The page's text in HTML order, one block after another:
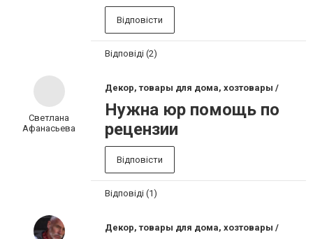
Відповісти
Відповіді (2)
Светлана
Афанасьева
Декор, товары для дома, хозтовары /
Нужна юр помощь по
рецензии
Відповісти
Відповіді (1)
Декор, товары для дома, хозтовары /